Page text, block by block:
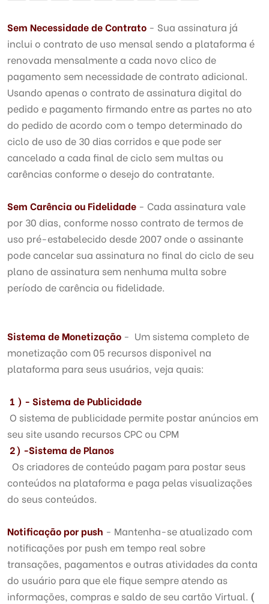
Sem Necessidade de Contrato - Sua assinatura já
inclui o contrato de uso mensal sendo a plataforma é
renovada mensalmente a cada novo clico de
pagamento sem necessidade de contrato adicional.
Usando apenas o contrato de assinatura digital do
pedido e pagamento firmando entre as partes no ato
do pedido de acordo com o tempo determinado do
ciclo de uso de 30 dias corridos e que pode ser
cancelado a cada final de ciclo sem multas ou
carências conforme o desejo do contratante.
Sem Carência ou Fidelidade - Cada assinatura vale
por 30 dias, conforme nosso contrato de termos de
uso pré-estabelecido desde 2007 onde o assinante
pode cancelar sua assinatura no final do ciclo de seu
plano de assinatura sem nenhuma multa sobre
período de carência ou fidelidade.
Sistema de Monetização - Um sistema completo de
monetização com 05 recursos disponivel na
plataforma para seus usuários, veja quais:
1 ) - Sistema de Publicidade
O sistema de publicidade permite postar anúncios em
seu site usando recursos CPC ou CPM
2) -Sistema de Planos
Os criadores de conteúdo pagam para postar seus
conteúdos na plataforma e paga pelas visualizações
do seus conteúdos.
Notificação por push - Mantenha-se atualizado com
notificações por push em tempo real sobre
transações, pagamentos e outras atividades da conta
do usuário para que ele fique sempre atendo as
informações, compras e saldo de seu cartão Virtual. (